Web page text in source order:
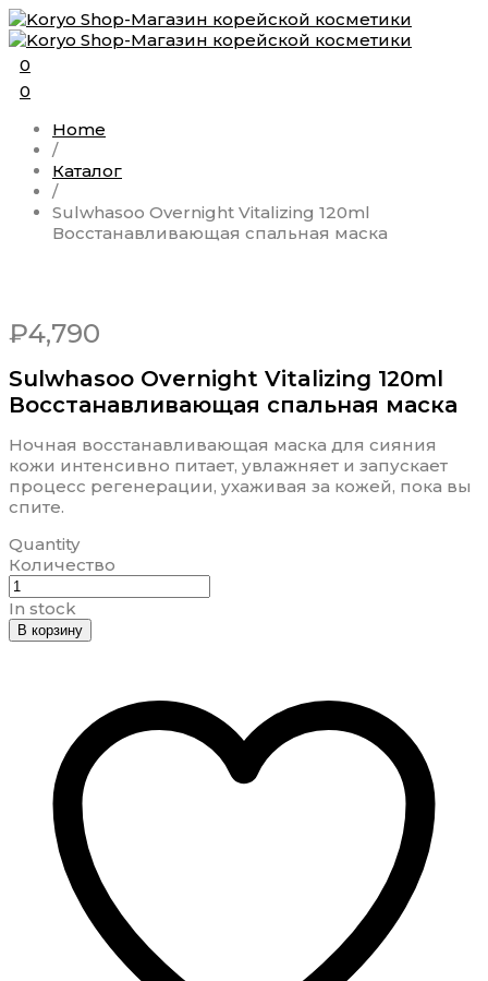
0
0
Home
/
Каталог
/
Sulwhasoo Overnight Vitalizing 120ml
Восстанавливающая спальная маска
₽4,790
Sulwhasoo Overnight Vitalizing 120ml
Восстанавливающая спальная маска
Ночная восстанавливающая маска для сияния
кожи интенсивно питает, увлажняет и запускает
процесс регенерации, ухаживая за кожей, пока вы
спите.
Quantity
Количество
In stock
В корзину